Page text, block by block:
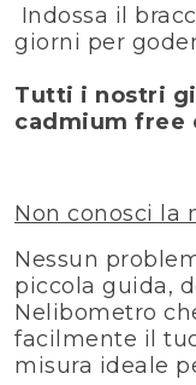
Indossa il
giorni per
Tutti i nostri
cadmium free
Non conosci la
Nessun
piccola guida,
Nelibometro
facilmente il
misura ideale